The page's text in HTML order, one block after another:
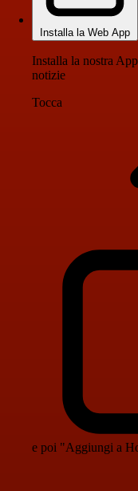
Installa la Web App
Installa la nostra
notizie
Tocca
e poi "Aggiungi a